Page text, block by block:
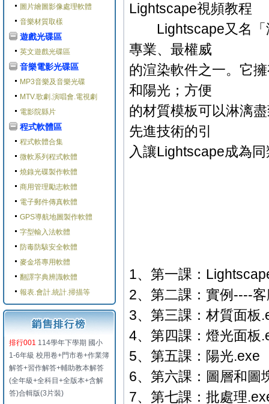
圖片繪圖影像處理軟體
音樂材質取樣
遊戲光碟區
英文遊戲光碟區
音樂電影光碟區
MP3音樂及音樂光碟
MTV.歌劇.演唱會.電視劇
電影院縣片
程式軟體區
程式軟體合集
微軟系列程式軟體
燒錄光碟製作軟體
商用管理勵志軟體
電子郵件傳真軟體
GPS導航地圖製作軟體
字型輸入法軟體
防毒防駭安全軟體
麥金塔專用軟體
翻譯字典辨識軟體
報表.會計.統計.掃描等
排行001 114學年下學期 國小
1-6年級 校用卷+門市卷+作業簿
解答+習作解答+輔助教本解答
(全年級+全科目+全版本+含解
答)合輯版(3片裝)
Lightscape視頻教程
Lightscape又名「
專業、最權威
的渲染軟件之一。它
和陽光；方便
的材質模板可以淋漓
先進技術的引
入讓Lightscape成為
1、第一課：
2、第二課：實例----
3、第三課：材質面板
4、第四課：燈光面板
5、第五課：陽光.exe
6、第六課：圖層和圖
7、第七課：批處理